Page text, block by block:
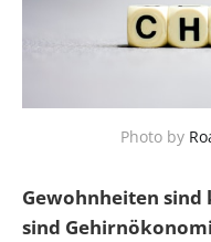
Photo by
Gewohnheiten
sind